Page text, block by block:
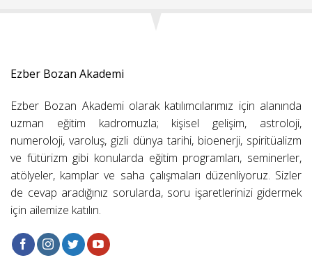
Ezber Bozan Akademi
Ezber Bozan Akademi olarak katılımcılarımız için alanında
uzman eğitim kadromuzla; kişisel gelişim, astroloji,
numeroloji, varoluş, gizli dünya tarihi, bioenerji, spiritüalizm
ve fütürizm gibi konularda eğitim programları, seminerler,
atölyeler, kamplar ve saha çalışmaları düzenliyoruz. Sizler
de cevap aradığınız sorularda, soru işaretlerinizi gidermek
için ailemize katılın.